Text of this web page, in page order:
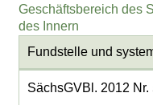
Geschäftsbereich des
des Innern
Fundstelle und
SächsGVBl. 2012 Nr.